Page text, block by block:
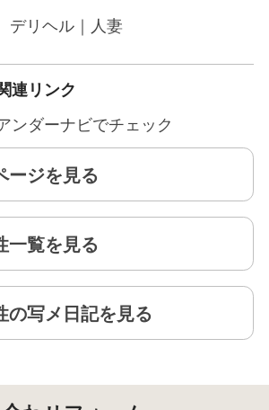
デリヘル｜人妻
連リンク
ンダーナビでチェック
ージを見る
一覧を見る
の写メ日記を見る